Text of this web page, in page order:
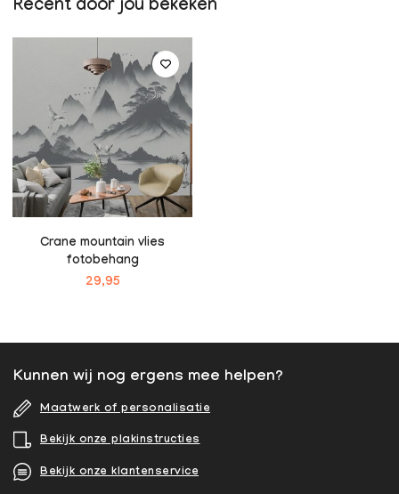
Recent door jou bekeken
Crane mountain vlies
fotobehang
29,95
Kunnen wij nog ergens mee helpen?
Maatwerk of personalisatie
Bekijk onze plakinstructies
Bekijk onze klantenservice